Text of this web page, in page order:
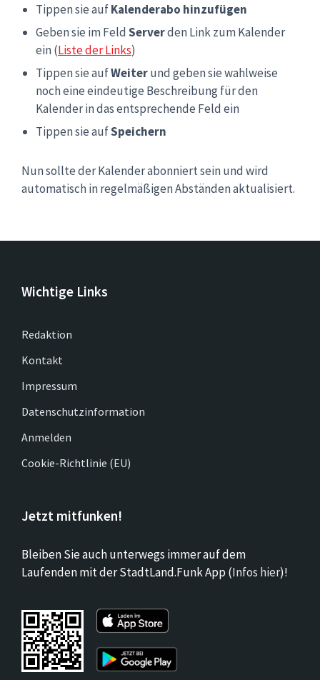
Tippen sie aufKalenderabo hinzufügen
Geben sie im FeldServerden Link zum Kalender
ein (Liste der Links)
Tippen sie aufWeiterund geben sie wahlweise
noch eine eindeutige Beschreibung für den
Kalender in das entsprechende Feld ein
Tippen sie aufSpeichern
Nun sollte der Kalender abonniert sein und wird
automatisch in regelmäßigen Abständen aktualisiert.
Wichtige Links
Redaktion
Kontakt
Impressum
Datenschutzinformation
Anmelden
Cookie-Richtlinie (EU)
Jetzt mitfunken!
Bleiben Sie auch unterwegs immer auf dem
Laufenden mit der StadtLand.Funk App (Infos hier)!